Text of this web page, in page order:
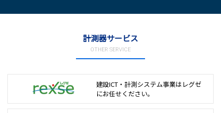
計測器サービス
OTHER SERVICE
建設ICT・計測システム事業は レグゼ
にお任せください。